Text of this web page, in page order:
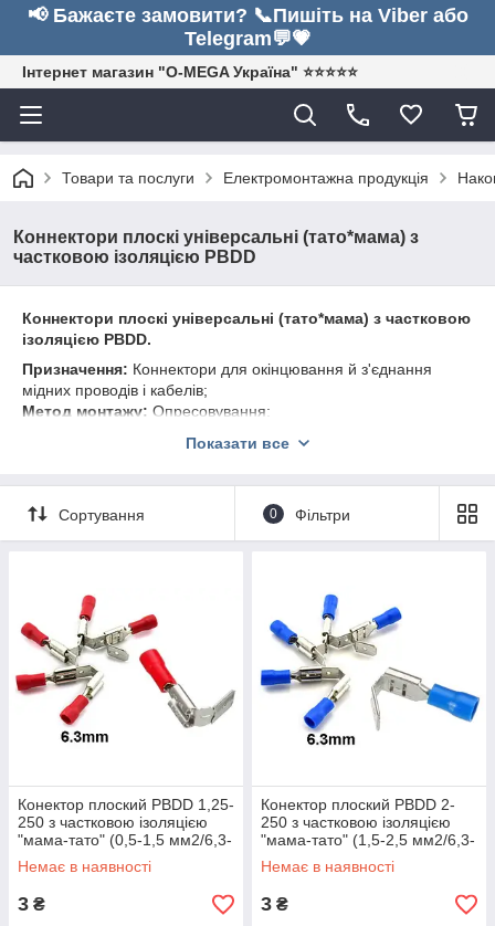
📢 Бажаєте замовити? 📞Пишіть на Viber або
Telegram💬💗
Інтернет магазин "O-MEGA Україна" ⭐⭐⭐⭐⭐
Товари та послуги Електромонтажна продукція
Коннектори плоскі універсальні (тато*мама) з
частковою ізоляцією PBDD
Коннектори плоскі універсальні (тато*мама) з частковою
ізоляцією PBDD.
Призначення: Коннектори для окінцювання й з'єднання
мідних проводів і кабелів;
Метод монтажу: Опресовування;
ізоляція – полімер (не підтримує процес горіння).
Маркування:Перша цифра означає середнє перетин
кабелю, на яку розрахований даний коннектор.
Три цифри після тире в зашифрованому вигляді означають
ширину контактної частини конектора: «250» - ширина 6,3 мм
Конектор PBDD – це універсальний коннектор, який має
плоске гніздо і плоский штир, тому може виконувати функції і
«мами» і «тата» (навіть одночасно).
Показати все
Сортування 0 Фільтри
Конектор плоский PBDD 1,25-
250 з частковою ізоляцією
"мама-тато" (0,5-1,5 мм2/6,3-
0,8 мм)
Немає в наявності
3 ₴
Конектор плоский PBDD 2-
250 з частковою ізоляцією
"мама-тато" (1,5-2,5 мм2/6,3-
0,8 мм)
Немає в наявності
3 ₴